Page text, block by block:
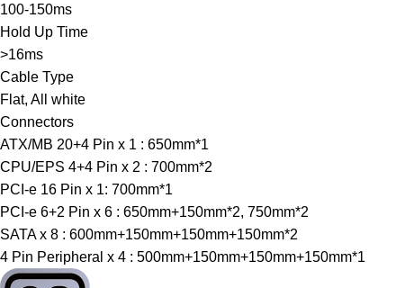
100-150ms
Hold Up Time
>16ms
Cable Type
Flat, All white
Connectors
ATX/MB 20+4 Pin x 1 : 650mm*1
CPU/EPS 4+4 Pin x 2 : 700mm*2
PCI-e 16 Pin x 1: 700mm*1
PCI-e 6+2 Pin x 6 : 650mm+150mm*2, 750mm*2
SATA x 8 : 600mm+150mm+150mm+150mm*2
4 Pin Peripheral x 4 : 500mm+150mm+150mm+150mm*1